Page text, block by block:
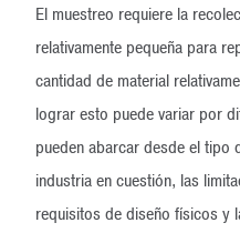
El muestreo requiere la
relativamente pequeña para
cantidad de material
lograr esto puede variar por
pueden abarcar desde el tipo
industria en cuestión, las
requisitos de diseño físicos y